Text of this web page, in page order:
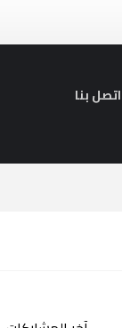
اتصل بنا